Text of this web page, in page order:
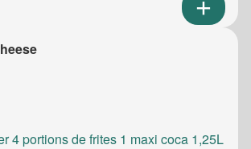
4 portions de frites 1 maxi coca 1,25L